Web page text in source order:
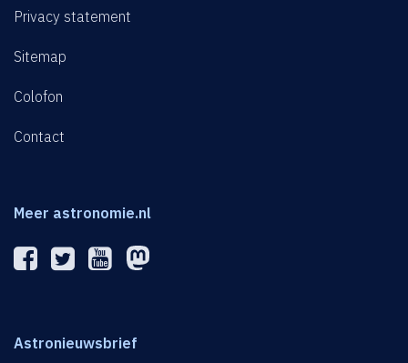
Privacy statement
Sitemap
Colofon
Contact
Meer astronomie.nl
Astronieuwsbrief